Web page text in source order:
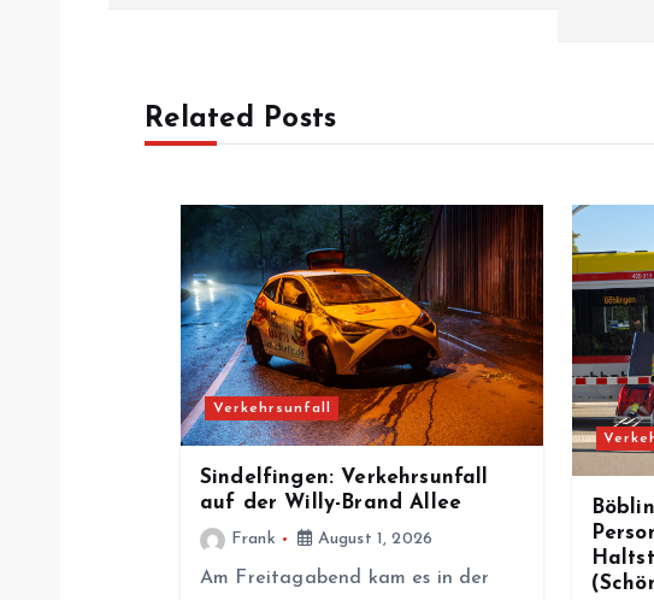
Related Posts
Verkehrsunfall
Sindelfingen: Verkehrsunfall
auf der Willy-Brand Allee
Frank August 1, 2026
Am Freitagabend kam es in der